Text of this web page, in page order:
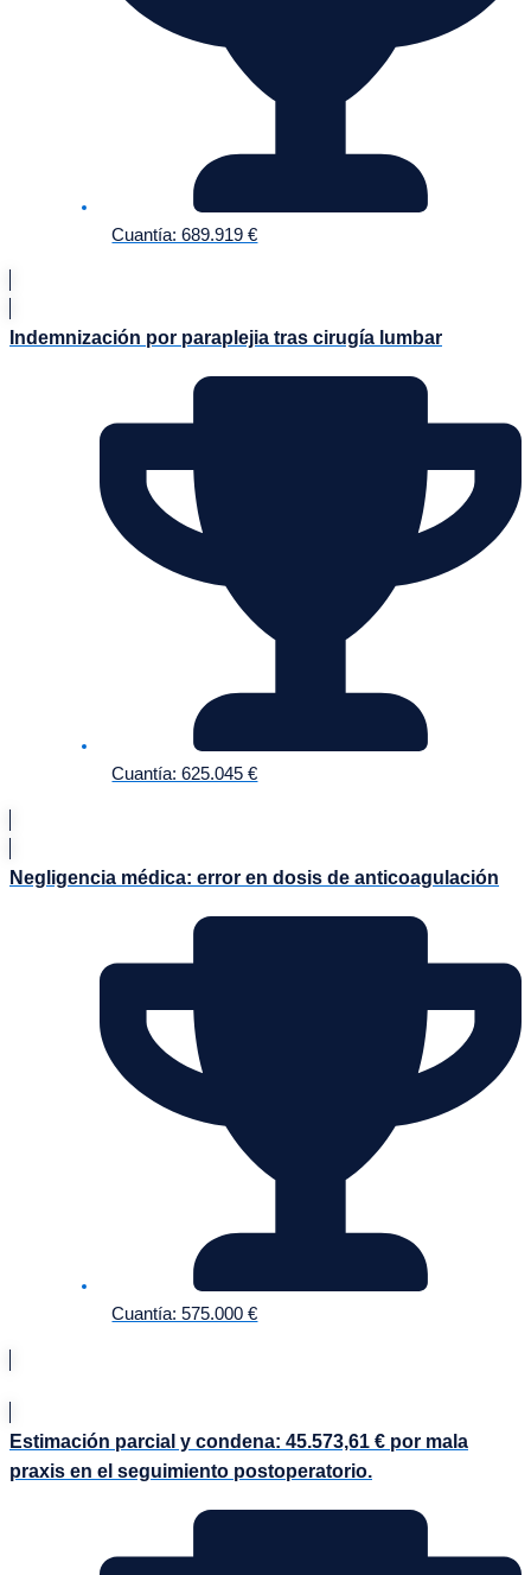
Cuantía: 689.919 €
Indemnización por paraplejia tras cirugía lumbar
Cuantía: 625.045 €
Negligencia médica: error en dosis de anticoagulación
Cuantía: 575.000 €
Estimación parcial y condena: 45.573,61 € por mala
praxis en el seguimiento postoperatorio.